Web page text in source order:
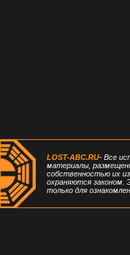
LOST-ABC.RU- Все
материалы,
собственностью их
охраняются законом.
только для